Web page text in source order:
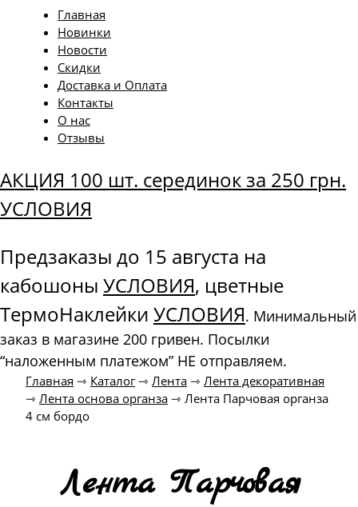
Главная
Новинки
Новости
Скидки
Доставка и Оплата
Контакты
О нас
Отзывы
АКЦИЯ 100 шт. серединок за 250 грн.
УСЛОВИЯ
Предзаказы до 15 августа на
кабошоны УСЛОВИЯ, цветные
ТермоНаклейки УСЛОВИЯ. Минимальный
заказ в магазине 200 гривен. Посылки
“наложенным платежом” НЕ отправляем.
Главная ⇾ Каталог⇾ Лента ⇾ Лента декоративная
⇾ Лента основа органза ⇾ Лента Парчовая органза
4 см бордо
Лента Парчовая